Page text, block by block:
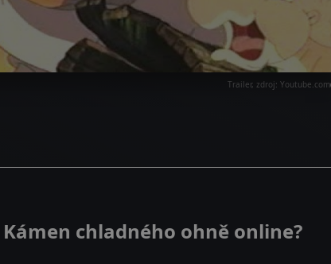
Trailer, zdroj: Youtube.com
chladného ohně online?